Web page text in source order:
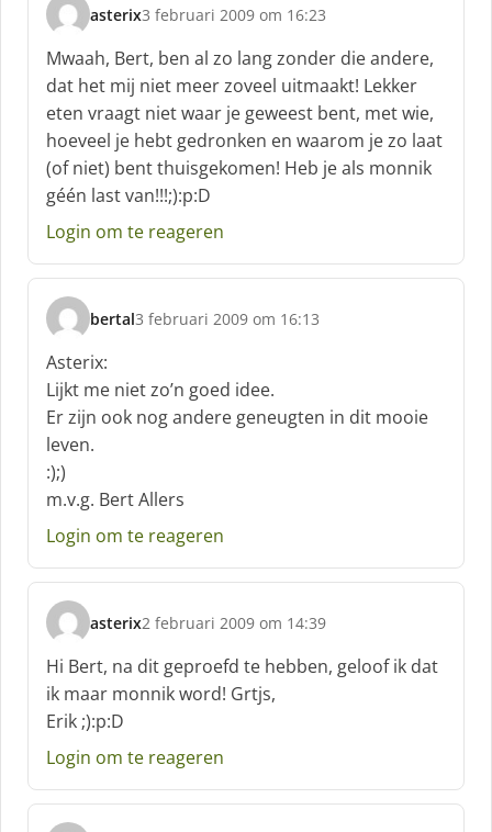
asterix
s
c
h
r
e
e
f
3 februari 2009 om 16:23
Mwaah, Bert, ben al zo lang zonder die andere,
dat het mij niet meer zoveel uitmaakt! Lekker
eten vraagt niet waar je geweest bent, met wie,
hoeveel je hebt gedronken en waarom je zo laat
(of niet) bent thuisgekomen! Heb je als monnik
géén last van!!!;):p:D
Login om te reageren
bertal
s
c
h
r
e
e
f
3 februari 2009 om 16:13
Asterix:
Lijkt me niet zo’n goed idee.
Er zijn ook nog andere geneugten in dit mooie
leven.
:);)
m.v.g. Bert Allers
Login om te reageren
asterix
s
c
h
r
e
e
:
2 februari 2009 om 14:39
Hi Bert, na dit geproefd te hebben, geloof ik dat
ik maar monnik word! Grtjs,
Erik ;):p:D
Login om te reageren